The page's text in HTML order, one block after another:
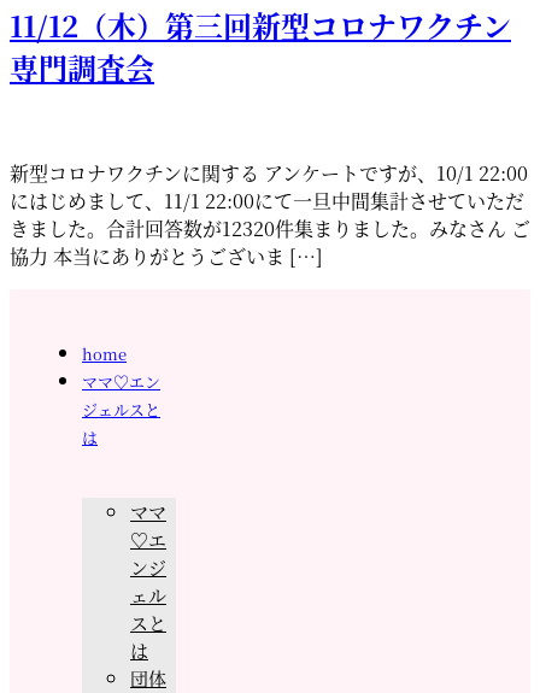
11/12（木）第三回新型コロナワクチン
専門調査会
新型コロナワクチンに関する アンケートですが、10/1 22:00
にはじめまして、11/1 22:00にて一旦中間集計させていただ
きました。合計回答数が12320件集まりました。みなさん ご
協力 本当にありがとうございま […]
home
ママ♡エン
ジェルスと
は
ママ
♡エ
ンジ
ェル
スと
は
団体